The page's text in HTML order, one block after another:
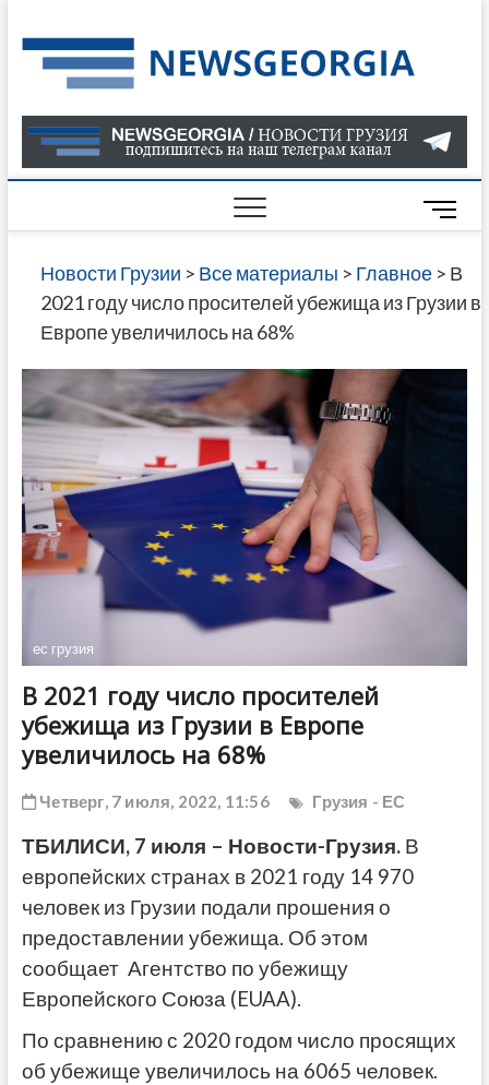
to
content
О
В
ГРУЗИИ
САЙТЕ
M
e
n
u
t
Новости Грузии > Все материалы > Главное> В
2021 году число просителей убежища из Грузии в
Европе увеличилось на 68%
ес грузия
В 2021 году число просителей
убежища из Грузии в Европе
увеличилось на 68%
Четверг, 7 июля, 2022, 11:56 Грузия - ЕС
ТБИЛИСИ, 7 июля – Новости-Грузия.В
европейских странах в 2021 году 14 970
человек из Грузии подали прошения о
предоставлении убежища. Об этом
сообщает Агентство по убежищу
Европейского Союза (EUAA).
По сравнению с 2020 годом число просящих
об убежище увеличилось на 6065 человек.